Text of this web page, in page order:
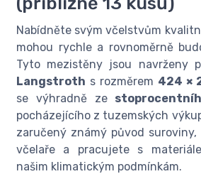
Nabídněte svým včelstvům
mohou rychle a rovnoměrně
Tyto mezistěny jsou navrženy
Langstroth s rozměrem 424 ×
se výhradně ze
pocházejícího z tuzemských
zaručený známý původ
včelaře a pracujete s
našim klimatickým podmínkám.